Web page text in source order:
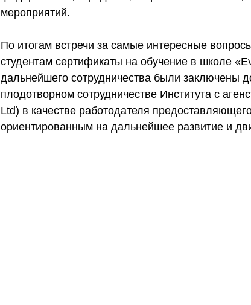
мероприятий.
По итогам встречи за самые интересные
студентам сертификаты на обучение в школе
дальнейшего сотрудничества были заключены
плодотворном сотрудничестве Института с
Ltd) в качестве работодателя
ориентированным на дальнейшее развитие и